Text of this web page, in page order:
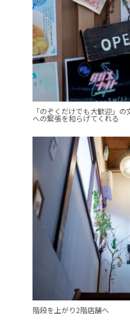
「のぞくだけでも大歓迎」
への緊張を和らげてくれる
階段を上がり2階店舗へ